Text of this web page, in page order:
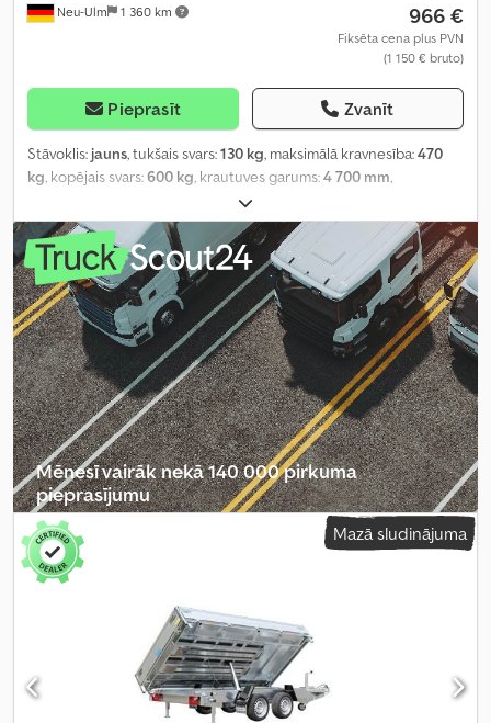
Neu-Ulm 1 360 km 966 €
Fiksēta cena plus PVN
(1 150 € bruto)
Pieprasīt Zvanīt
Stāvoklis: jauns, tukšais svars:130 kg, maksimālā kravnesība:470
kg, kopējais svars:600 kg, krautuves garums:4 700 mm,
1 570 mm
1 570 mm, Aprīkojums:kabeļu vinča,
Mēnesī vairāk nekā 140 000 pirkuma
pieprasījumu
Izvēlēties tirgotāja paketiMazā sludinājuma